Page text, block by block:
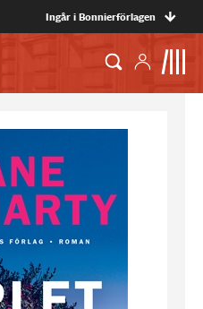
Ingår i Bonnierförlagen